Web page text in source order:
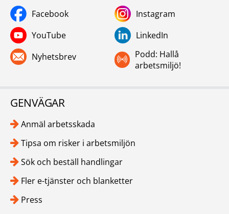
Facebook
Instagram
YouTube
LinkedIn
Nyhetsbrev
Podd: Hallå
arbetsmiljö!
GENVÄGAR
Anmäl arbetsskada
Tipsa om risker i arbetsmiljön
Sök och beställ handlingar
Fler e-tjänster och blanketter
Press